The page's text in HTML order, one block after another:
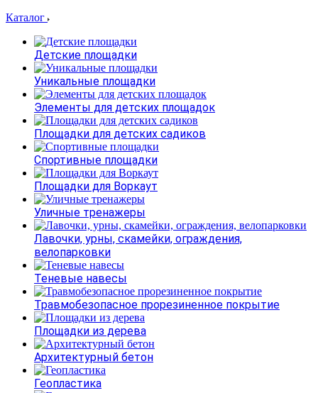
Каталог
Детские площадки
Уникальные площадки
Элементы для детских площадок
Площадки для детских садиков
Спортивные площадки
Площадки для Воркаут
Уличные тренажеры
Лавочки, урны, скамейки, ограждения,
велопарковки
Теневые навесы
Травмобезопасное прорезиненное покрытие
Площадки из дерева
Архитектурный бетон
Геопластика